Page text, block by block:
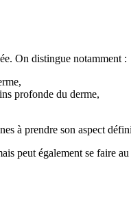
On distingue notamment :
profonde du derme,
à prendre son aspect
peut également se faire